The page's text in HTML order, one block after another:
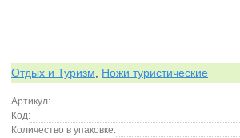
Отдых и Туризм Ножи туристические
Артикул:
Код:
Количество в упаковке: